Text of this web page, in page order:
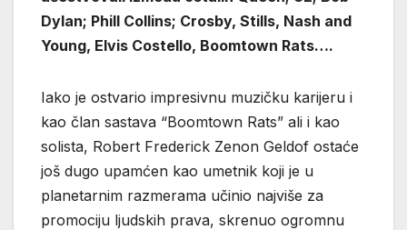
Dylan; Phill Collins; Crosby, Stills, Nash and
Young, Elvis Costello, Boomtown Rats….
Iako je ostvario impresivnu muzičku karijeru i
kao član sastava “Boomtown Rats” ali i kao
solista, Robert Frederick Zenon Geldof ostaće
još dugo upamćen kao umetnik koji je u
planetarnim razmerama učinio najviše za
promociju ljudskih prava, skrenuo ogromnu